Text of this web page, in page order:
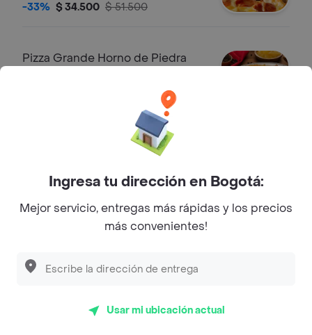
-33% $ 34.500 $ 51.500
Pizza Grande Horno de Piedra
$ 67.900
Brownie con helado de vainilla.
$ 29.400
Pizza de nutella 4 porciones.
Ingresa tu dirección en Bogotá:
Mejor servicio, entregas más rápidas y los precios
más convenientes!
Usar mi ubicación actual